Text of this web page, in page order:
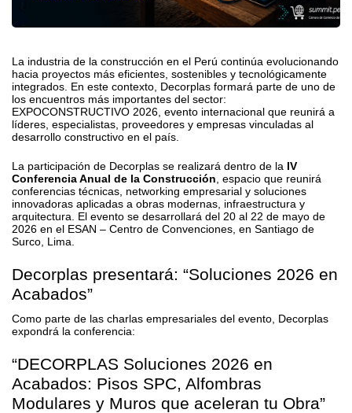
La industria de la construcción en el Perú continúa evolucionando
hacia proyectos más eficientes, sostenibles y tecnológicamente
integrados. En este contexto, Decorplas formará parte de uno de
los encuentros más importantes del sector:
EXPOCONSTRUCTIVO 2026, evento internacional que reunirá a
líderes, especialistas, proveedores y empresas vinculadas al
desarrollo constructivo en el país.
La participación de Decorplas se realizará dentro de la IV
Conferencia Anual de la Construcción, espacio que reunirá
conferencias técnicas, networking empresarial y soluciones
innovadoras aplicadas a obras modernas, infraestructura y
arquitectura. El evento se desarrollará del 20 al 22 de mayo de
2026 en el ESAN – Centro de Convenciones, en Santiago de
Surco, Lima.
Decorplas presentará: “Soluciones 2026 en
Acabados”
Como parte de las charlas empresariales del evento, Decorplas
expondrá la conferencia:
“DECORPLAS Soluciones 2026 en
Acabados: Pisos SPC, Alfombras
Modulares y Muros que aceleran tu Obra”